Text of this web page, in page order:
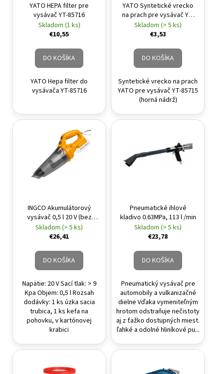
YATO HEPA filter pre
vysávač YT-85716
Skladom (1 ks)
€10,55
DO KOŠÍKA
YATO Hepa filter do
vysávača YT-85716
YATO Syntetické vrecko
na prach pre vysávač YT-
85715 (horná nádrž)
Skladom (> 5 ks)
€3,53
DO KOŠÍKA
Syntetické vrecko na prach
YATO pre vysávač YT-85715
(horná nádrž)
INGCO Akumulátorový
vysávač 0,5 l 20 V (bez
akumulátora a nabíjačky)
Skladom (> 5 ks)
€26,41
DO KOŠÍKA
Napätie: 20 V Sací tlak: > 9
Kpa Objem: 0,5 l Rozsah
dodávky: 1 ks úzka sacia
trubica, 1 ks kefa na
pohovku, v kartónovej
krabici
Pneumatické ihlové
kladivo 0.63MPa, 113 l /min
Skladom (> 5 ks)
€23,78
DO KOŠÍKA
Pneumatický vysávač pre
automobily a vulkanizačné
dielne Vďaka vymeniteľným
hrotom odstraňuje nečistoty
aj z ťažko dostupných miest.
ľahké a odolné hliníkové pu...